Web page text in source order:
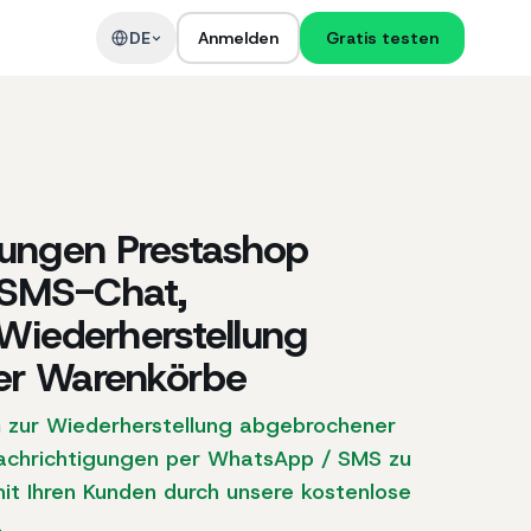
DE Anmelden Gratis testen
Prestashop
Chat,
Warenkörbe
zur Wiederherstellung abgebrochener
per WhatsApp / SMS zu
Ihren Kunden durch unsere kostenlose